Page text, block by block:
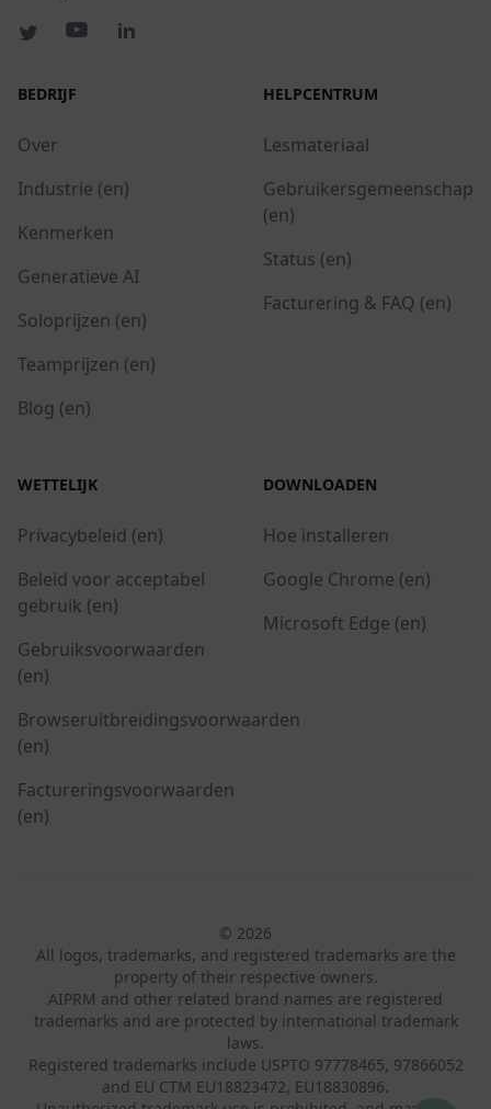
BEDRIJF
Over
Industrie (en)
Kenmerken
Generatieve AI
Soloprijzen (en)
Teamprijzen (en)
Blog (en)
HELPCENTRUM
Lesmateriaal
Gebruikersgemeenschap
(en)
Status (en)
Facturering & FAQ (en)
WETTELIJK
Privacybeleid (en)
Beleid voor acceptabel
gebruik (en)
Gebruiksvoorwaarden
(en)
Browseruitbreidingsvoorwaarden
(en)
Factureringsvoorwaarden
(en)
DOWNLOADEN
Hoe installeren
Google Chrome (en)
Microsoft Edge (en)
© 2026
All logos, trademarks, and registered trademarks are the
property of their respective owners.
AIPRM and other related brand names are registered
trademarks and are protected by international trademark
laws.
Registered trademarks include USPTO 97778465, 97866052
and EU CTM EU18823472, EU18830896.